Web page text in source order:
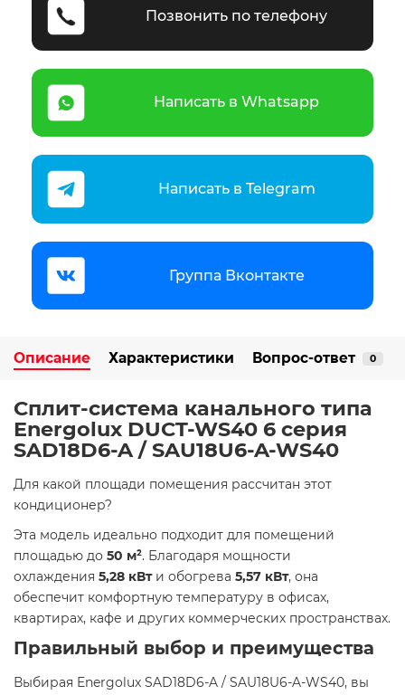
Позвонить по телефону
Написать в Whatsapp
Написать в Telegram
Группа Вконтакте
Описание Характеристики Вопрос-ответ 0
Сплит-система канального типа
Energolux DUCT-WS40 6 серия
SAD18D6-A / SAU18U6-A-WS40
Для какой площади помещения рассчитан этот
кондиционер?
Эта модель идеально подходит для помещений
площадью до 50 м². Благодаря мощности
охлаждения 5,28 кВти обогрева 5,57 кВт, она
обеспечит комфортную температуру в офисах,
квартирах, кафе и других коммерческих пространствах.
Правильный выбор и преимущества
Выбирая Energolux SAD18D6-A / SAU18U6-A-WS40, вы